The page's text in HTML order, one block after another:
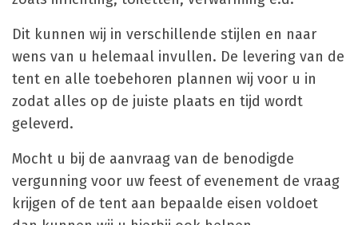
Dit kunnen wij in verschillende stijlen en naar
wens van u helemaal invullen. De levering van de
tent en alle toebehoren plannen wij voor u in
zodat alles op de juiste plaats en tijd wordt
geleverd.
Mocht u bij de aanvraag van de benodigde
vergunning voor uw feest of evenement de vraag
krijgen of de tent aan bepaalde eisen voldoet